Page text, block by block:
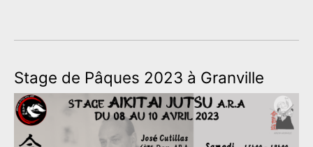
Stage de Pâques 2023 à Granville